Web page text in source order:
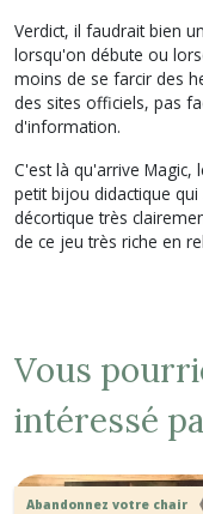
Verdict, il faudrait bien
lorsqu'on débute ou
moins de se farcir des
des sites officiels, pas
d'information.
C'est là qu'arrive Magic,
petit bijou didactique
décortique très
de ce jeu très riche en
Vous
intéressé
Abandonnez votre chair